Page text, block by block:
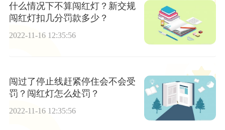
什么情况下不算闯红灯？新交规
闯红灯扣几分罚款多少？
2022-11-16 12:35:56
闯过了停止线赶紧停住会不会受
罚？闯红灯怎么处罚？
2022-11-16 12:35:56